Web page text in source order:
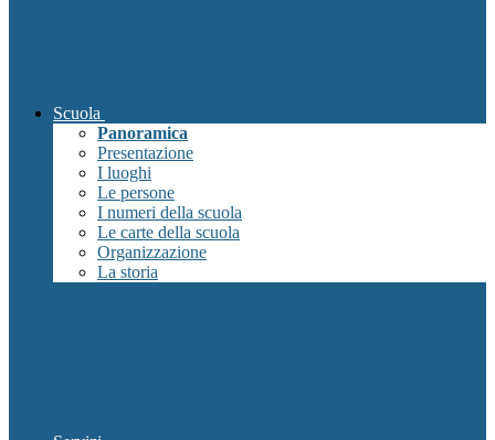
Scuola
Panoramica
Presentazione
I luoghi
Le persone
I numeri della scuola
Le carte della scuola
Organizzazione
La storia